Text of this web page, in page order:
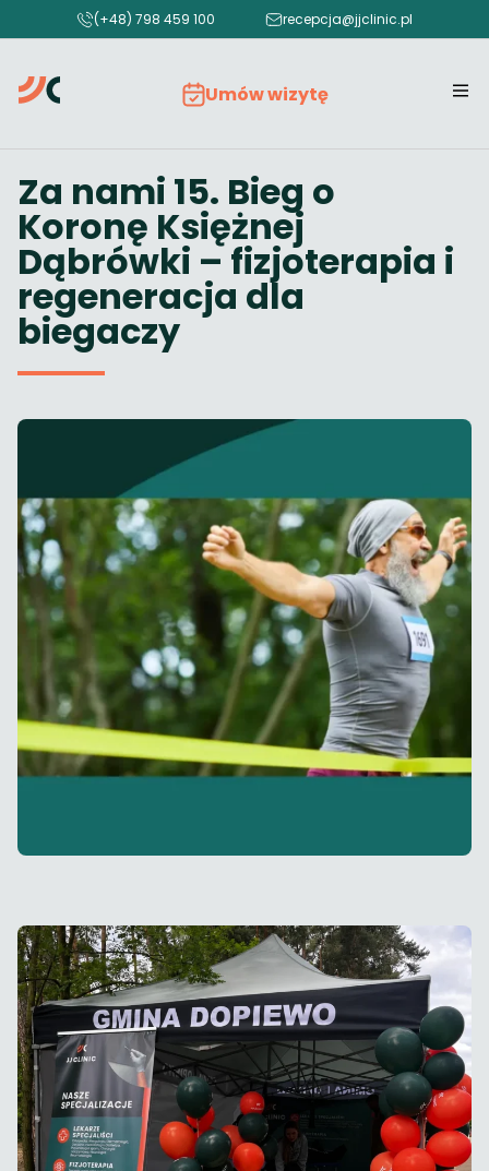
(+48) 798 459 100 recepcja@jjclinic.pl
Umów wizytę
Za nami 15. Bieg o
Koronę Księżnej
Dąbrówki – fizjoterapia i
regeneracja dla
biegaczy